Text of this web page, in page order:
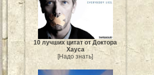
10 лучших цитат от Доктора
Хауса
[Надо знать]